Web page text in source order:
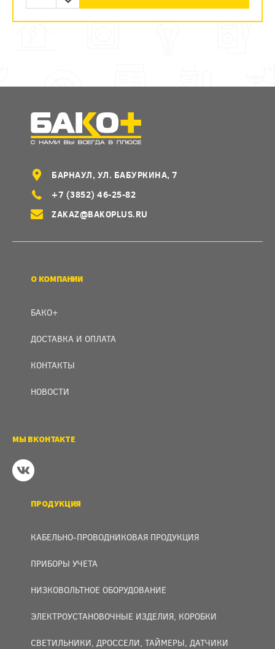
БАРНАУЛ, УЛ. БАБУРКИНА, 7
+7 (3852) 46-25-82
ZAKAZ@BAKOPLUS.RU
О КОМПАНИИ
БАКО+
ДОСТАВКА И ОПЛАТА
КОНТАКТЫ
НОВОСТИ
МЫ ВКОНТАКТЕ
ПРОДУКЦИЯ
КАБЕЛЬНО-ПРОВОДНИКОВАЯ ПРОДУКЦИЯ
ПРИБОРЫ УЧЕТА
НИЗКОВОЛЬТНОЕ ОБОРУДОВАНИЕ
ЭЛЕКТРОУСТАНОВОЧНЫЕ ИЗДЕЛИЯ, КОРОБКИ
СВЕТИЛЬНИКИ, ДРОССЕЛИ, ТАЙМЕРЫ, ДАТЧИКИ